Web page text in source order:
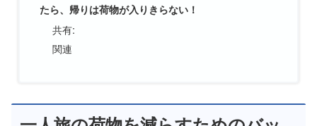
たら、帰りは荷物が入りきらない！
共有:
関連